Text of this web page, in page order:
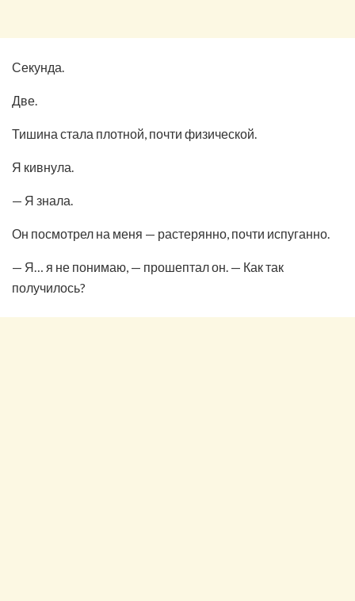
Секунда.
Две.
Тишина стала плотной, почти физической.
Я кивнула.
— Я знала.
Он посмотрел на меня — растерянно, почти испуганно.
— Я… я не понимаю, — прошептал он. — Как так
получилось?